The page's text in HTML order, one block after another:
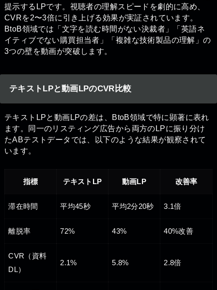
提示するLPです。視聴者の理解スピードを劇的に高め、
CVRを2〜3倍に引き上げる効果が実証されています。
BtoB領域では「文字を読む時間がない決裁者」「英語ネ
イティブでない購買担当者」「複雑な技術製品の理解」の
3つの壁を動画が突破します。
テキストLPと動画LPのCVR比較
テキストLPと動画LPの差は、BtoB領域で特に顕著に表れ
ます。同一のリスティング広告から両方のLPに振り分け
たABテストデータでは、以下のような結果が観察されて
います。
指標 テキストLP 動画LP 改善率
滞在時間 平均45秒 平均2分20秒 3.1倍
離脱率 72% 43% 40%改善
CVR（資料
DL）
2.1% 5.8% 2.8倍